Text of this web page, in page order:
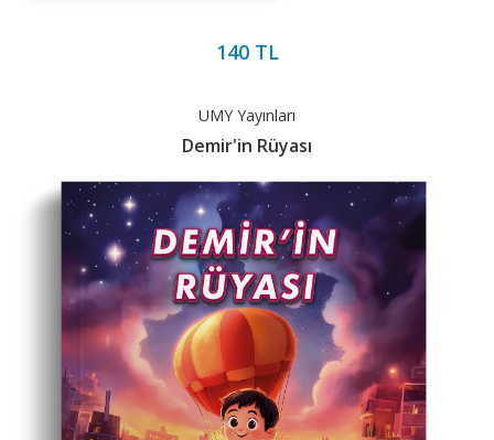
140 TL
UMY Yayınları
Demir'in Rüyası